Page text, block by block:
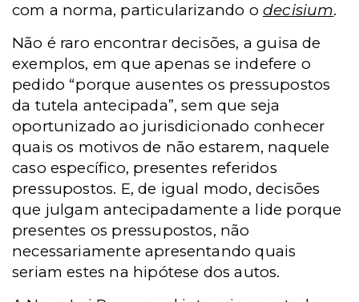
com a norma, particularizando o decisium.
Não é raro encontrar decisões, a guisa de
exemplos, em que apenas se indefere o
pedido “porque ausentes os pressupostos
da tutela antecipada”, sem que seja
oportunizado ao jurisdicionado conhecer
quais os motivos de não estarem, naquele
caso específico, presentes referidos
pressupostos. E, de igual modo, decisões
que julgam antecipadamente a lide porque
presentes os pressupostos, não
necessariamente apresentando quais
seriam estes na hipótese dos autos.